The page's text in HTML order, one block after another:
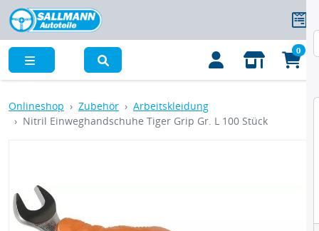
0
Onlineshop Zubehör
Arbeitskleidung
Nitril Einweghandschuhe Tiger Grip Gr. L 100 Stück